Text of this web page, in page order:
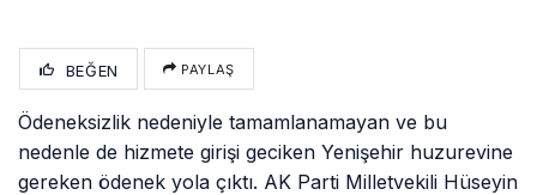
BEĞEN PAYLAŞ
Ödeneksizlik nedeniyle tamamlanamayan ve bu
nedenle de hizmete girişi geciken Yenişehir huzurevine
gereken ödenek yola çıktı. AK Parti Milletvekili Hüseyin